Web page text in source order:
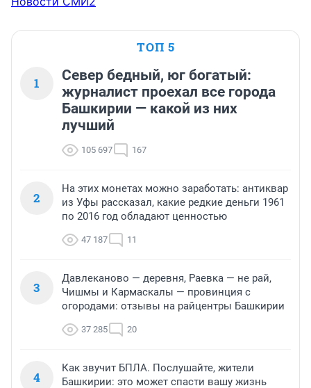
ТОП 5
1
Север бедный, юг богатый:
журналист проехал все города
Башкирии — какой из них
лучший
105 697 167
2
На этих монетах можно заработать: антиквар
из Уфы рассказал, какие редкие деньги 1961
по 2016 год обладают ценностью
47 187 11
3
Давлеканово — деревня, Раевка — не рай,
Чишмы и Кармаскалы — провинция с
огородами: отзывы на райцентры Башкирии
37 285 20
4
Как звучит БПЛА. Послушайте, жители
Башкирии: это может спасти вашу жизнь